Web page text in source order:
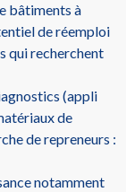
bâtiments à
de réemploi
qui recherchent
(appli
de
de repreneurs :
notamment